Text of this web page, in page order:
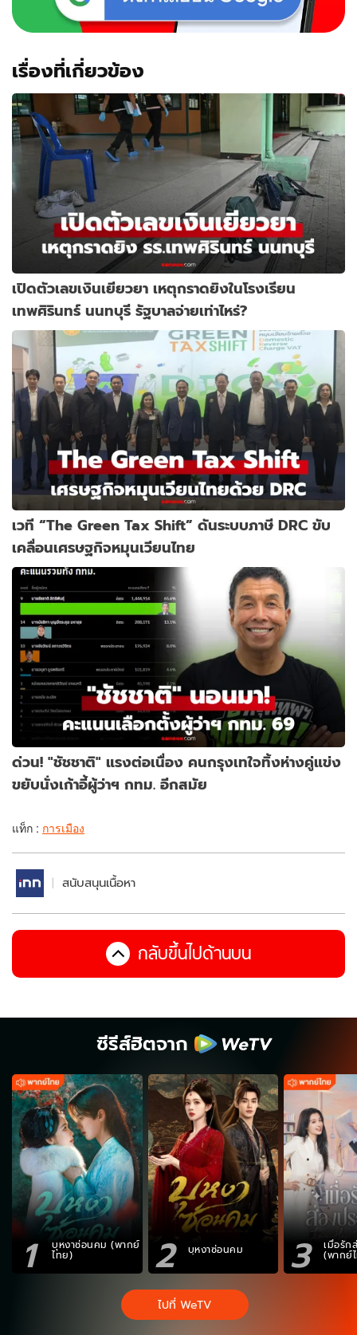
เรื่องที่เกี่ยวข้อง
เปิดตัวเลขเงินเยียวยา เหตุกราดยิงในโรงเรียน
เทพศิรินทร์ นนทบุรี รัฐบาลจ่ายเท่าไหร่?
เวที “The Green Tax Shift” ดันระบบภาษี DRC ขับ
เคลื่อนเศรษฐกิจหมุนเวียนไทย
ด่วน! "ชัชชาติ" แรงต่อเนื่อง คนกรุงเทใจทิ้งห่างคู่แข่ง
ขยับนั่งเก้าอี้ผู้ว่าฯ กทม. อีกสมัย
แท็ก : การเมือง
สนับสนุนเนื้อหา
กลับขึ้นไปด้านบน
ซีรีส์ฮิตจาก
1 บุหงาซ่อนคม (พากย์
ไทย) 2 บุหงาซ่อนคม 3 เมื่อรัก
(พากย์
ไปที่ WeTV